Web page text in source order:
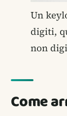
Un
digiti,
non
Come